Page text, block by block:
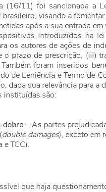
(16/11) foi sancionada a
visando a
após a sua entrada em
introduzidos na
os autores de ações de
o prazo de prescrição, (iii)
foram inseridos
de Leniência e Termo de
dada sua relevância para
instituídas são:
dobro – As partes
double damages), exceto em
e TCC).
que haja